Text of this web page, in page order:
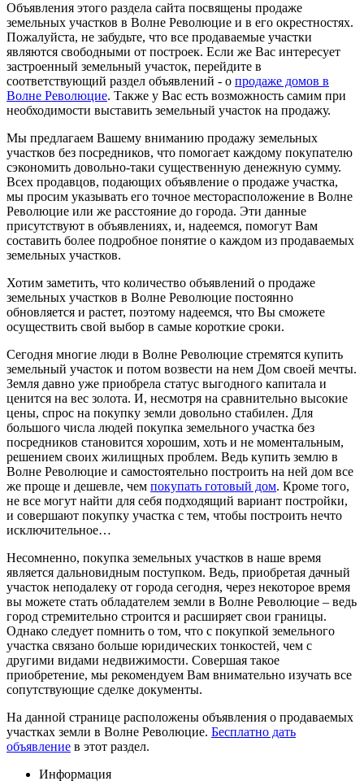
Объявления этого раздела сайта посвящены продаже
земельных участков в Волне Революцие и в его окрестностях.
Пожалуйста, не забудьте, что все продаваемые участки
являются свободными от построек. Если же Вас интересует
застроенный земельный участок, перейдите в
соответствующий раздел объявлений - о продаже домов в
Волне Революцие. Также у Вас есть возможность самим при
необходимости выставить земельный участок на продажу.
Мы предлагаем Вашему вниманию продажу земельных
участков без посредников, что помогает каждому покупателю
сэкономить довольно-таки существенную денежную сумму.
Всех продавцов, подающих объявление о продаже участка,
мы просим указывать его точное месторасположение в Волне
Революцие или же расстояние до города. Эти данные
присутствуют в объявлениях, и, надеемся, помогут Вам
составить более подробное понятие о каждом из продаваемых
земельных участков.
Хотим заметить, что количество объявлений о продаже
земельных участков в Волне Революцие постоянно
обновляется и растет, поэтому надеемся, что Вы сможете
осуществить свой выбор в самые короткие сроки.
Сегодня многие люди в Волне Революцие стремятся купить
земельный участок и потом возвести на нем Дом своей мечты.
Земля давно уже приобрела статус выгодного капитала и
ценится на вес золота. И, несмотря на сравнительно высокие
цены, спрос на покупку земли довольно стабилен. Для
большого числа людей покупка земельного участка без
посредников становится хорошим, хоть и не моментальным,
решением своих жилищных проблем. Ведь купить землю в
Волне Революцие и самостоятельно построить на ней дом все
же проще и дешевле, чем покупать готовый дом. Кроме того,
не все могут найти для себя подходящий вариант постройки,
и совершают покупку участка с тем, чтобы построить нечто
исключительное…
Несомненно, покупка земельных участков в наше время
является дальновидным поступком. Ведь, приобретая дачный
участок неподалеку от города сегодня, через некоторое время
вы можете стать обладателем земли в Волне Революцие – ведь
город стремительно строится и расширяет свои границы.
Однако следует помнить о том, что с покупкой земельного
участка связано больше юридических тонкостей, чем с
другими видами недвижимости. Совершая такое
приобретение, мы рекомендуем Вам внимательно изучать все
сопутствующие сделке документы.
На данной странице расположены объявления о продаваемых
участках земли в Волне Революцие. Бесплатно дать
объявление в этот раздел.
Информация